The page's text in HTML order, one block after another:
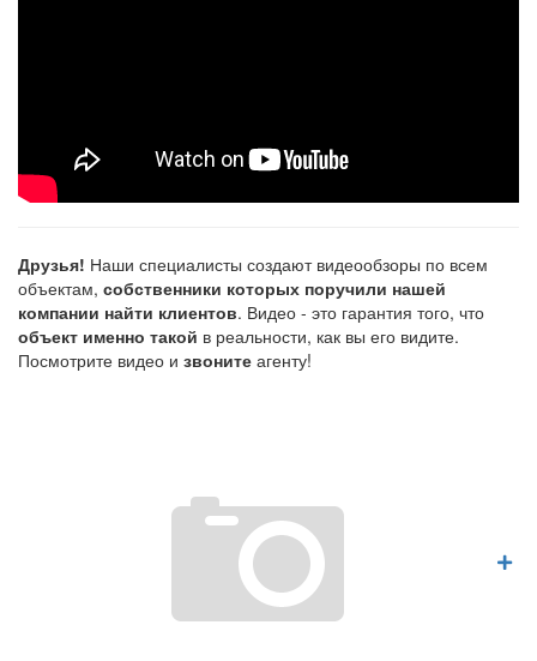
Друзья! Наши специалисты создают видеообзоры по всем
объектам, собственники которых поручили нашей
компании найти клиентов. Видео - это гарантия того, что
объект именно такой в реальности, как вы его видите.
Посмотрите видео и звоните агенту!